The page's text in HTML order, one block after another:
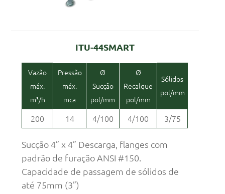
ITU-44SMART
Vazão
máx.
m³/h
Pressão
máx.
mca
Ø
Sucção
pol/mm
Ø
Recalque
pol/mm
Sólidos
pol/mm
200 14 4/100 4/100 3/75
Sucção 4” x 4” Descarga, flanges com
padrão de furação ANSI #150.
Capacidade de passagem de sólidos de
até 75mm (3”)